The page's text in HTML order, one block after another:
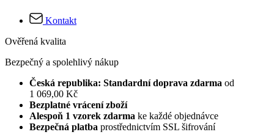
Kontakt
Ověřená kvalita
Bezpečný a spolehlivý nákup
Česká republika: Standardní doprava zdarma od
1 069,00 Kč
Bezplatné vrácení zboží
Alespoň 1 vzorek zdarma ke každé objednávce
Bezpečná platba prostřednictvím SSL šifrování